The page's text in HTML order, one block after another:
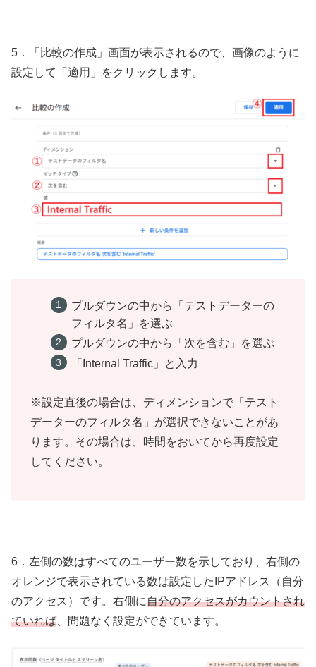
5．「比較の作成」画面が表示されるので、画像のように
設定して「適用」をクリックします。
プルダウンの中から「テストデーターの
フィルタ名」を選ぶ
プルダウンの中から「次を含む」を選ぶ
「Internal Traffic」と入力
※設定直後の場合は、ディメンションで「テスト
データーのフィルタ名」が選択できないことがあ
ります。その場合は、時間をおいてから再度設定
してください。
6．左側の数はすべてのユーザー数を示しており、右側の
オレンジで表示されている数は設定したIPアドレス（自分
のアクセス）です。右側に自分のアクセスがカウントされ
ていれば 、問題なく設定ができています。